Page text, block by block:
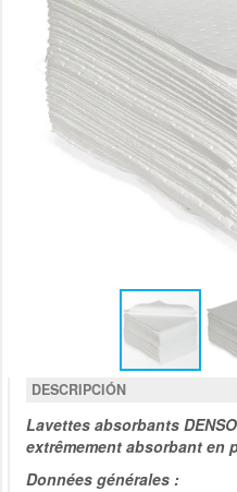
DESCRIPCIÓN
Lavettes absorbants
extrêmement absorbant en
Données générales :